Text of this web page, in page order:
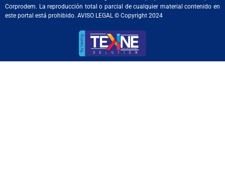
Corprodem. La reproducción total o parcial de cualquier material contenido en
este portal está prohibido. AVISO LEGAL © Copyright 2024